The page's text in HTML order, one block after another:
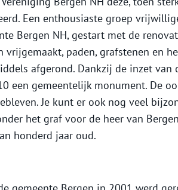
Een enthousiaste groep
Bergen NH, gestart met de
vrijgemaakt, paden, grafstenen en
afgerond. Dankzij de inzet van
een gemeentelijk monument. De
Je kunt er ook nog veel
het graf voor de heer van
honderd jaar oud.